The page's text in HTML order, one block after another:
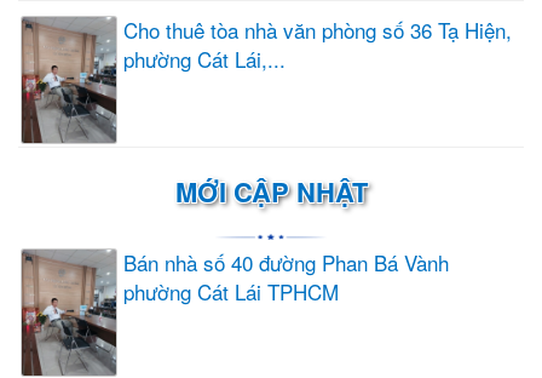
Cho thuê tòa nhà văn phòng số 36 Tạ Hiện,
phường Cát Lái,...
MỚI CẬP NHẬT
Bán nhà số 40 đường Phan Bá Vành
phường Cát Lái TPHCM